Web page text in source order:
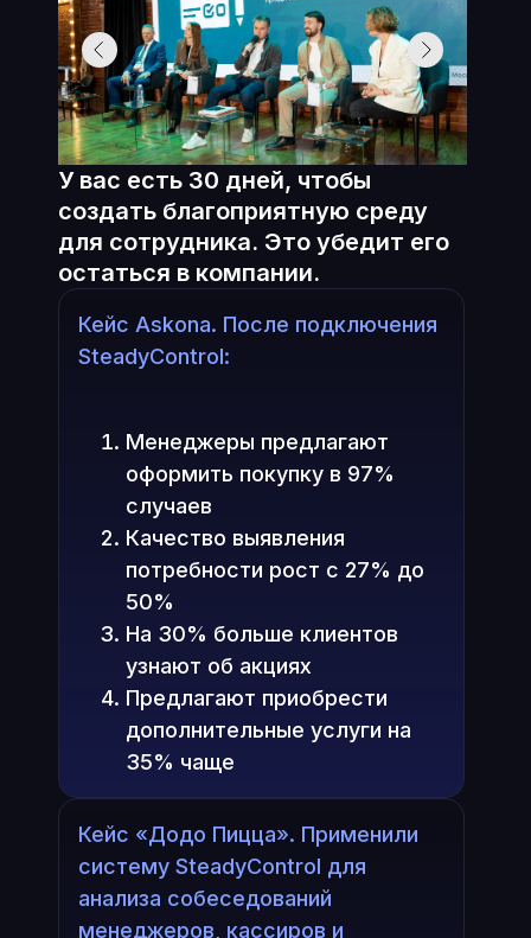
У вас есть 30 дней, чтобы
создать благоприятную среду
для сотрудника. Это убедит его
остаться в компании.
Кейс Askona. После подключения
SteadyControl:
Менеджеры предлагают
оформить покупку в 97%
случаев
Качество выявления
потребности рост с 27% до
50%
На 30% больше клиентов
узнают об акциях
Предлагают приобрести
дополнительные услуги на
35% чаще
Кейс «Додо Пицца». Применили
систему SteadyControl для
анализа собеседований
менеджеров, кассиров и